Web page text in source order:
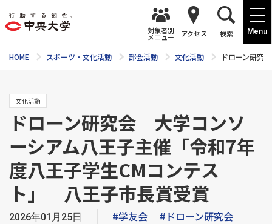
Menu
対象者別
メニュー アクセス 検索
HOME スポーツ・文化活動 部会活動 文化活動 ドローン研究
文化活動
ドローン研究会 大学コンソ
ーシアム八王子主催「令和7年
度八王子学生CMコンテス
ト」 八王子市長賞受賞
2026年01月25日 #学友会 #ドローン研究会